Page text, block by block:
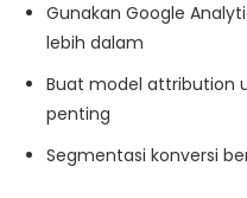
Gunakan Google
lebih dalam
Buat model attribution
penting
Segmentasi konversi